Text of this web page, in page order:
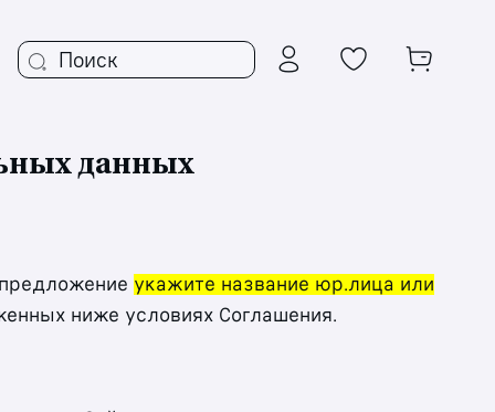
данных
укажите название юр.лица или
ниже условиях Соглашения.